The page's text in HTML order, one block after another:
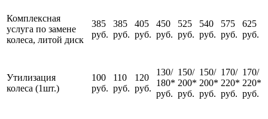
Комплексная
услуга по замене
колеса, литой диск
385
руб.
385
руб.
405
руб.
450
руб.
525
руб.
540
руб.
575
руб.
625
руб.
Утилизация
колеса (1шт.)
100
руб.
110
руб.
120
руб.
130/
180*
руб.
150/
200*
руб.
150/
200*
руб.
170/
220*
руб.
170/
220*
руб.